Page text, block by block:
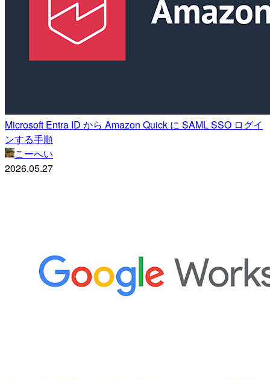
Microsoft Entra ID から Amazon Quick に SAML SSO ログイ
ンする手順
こーへい
2026.05.27